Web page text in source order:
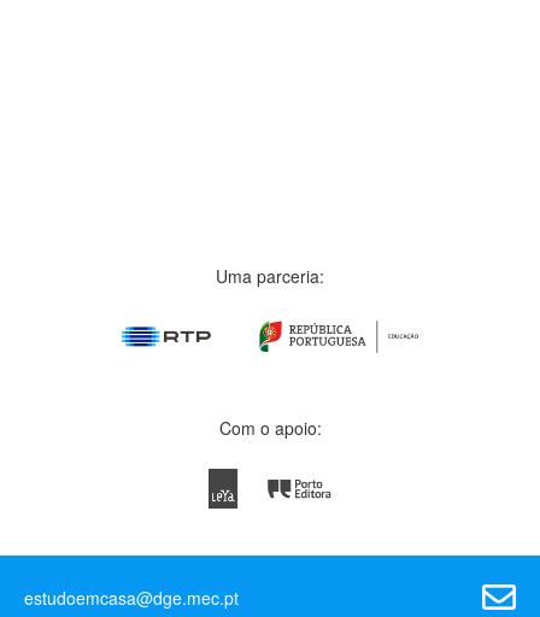
Uma parceria:
Com o apoio:
estudoemcasa@dge.mec.pt